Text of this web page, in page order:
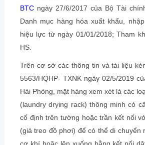
BTCngày 27/6/2017 của Bộ Tài
Danh mục hàng hóa xuất khẩu,
hiệu lực từ ngày 01/01/2018; Tham
HS.
Trên cơ sở các thông tin và tài liệu
5563/HQHP- TXNK ngày 02/5/2019
Hải Phòng, mặt hàng xem xét là các
(laundry drying rack) thông minh có
cố định trên tường hoặc trần kết nối
(giá treo đồ phơi) để có thể di chuyển